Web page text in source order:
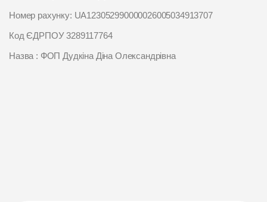
Номер рахунку: UA123052990000026005034913707
Код ЄДРПОУ 3289117764
Назва : ФОП Дудкіна Діна Олександрівна